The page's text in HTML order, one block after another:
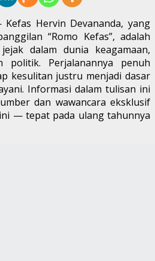
Hervin Devananda, yang
“Romo Kefas”, adalah
dalam dunia keagamaan,
politik. Perjalanannya penuh
kesulitan justru menjadi dasar
Informasi dalam tulisan ini
dan wawancara eksklusif
— tepat pada ulang tahunnya